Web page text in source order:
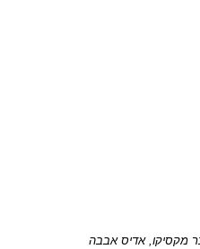
מקסיקו, אדיס אבבה